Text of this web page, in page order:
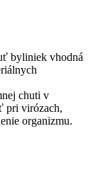
byliniek vhodná
chuti v
pri virózach,
organizmu.